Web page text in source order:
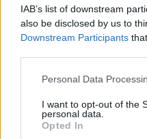
IAB’s list of downstream
also be disclosed by us to
Downstream Participants
Please note that this
not limited to your visit or
grant or deny consent to
use your data for below
Personal Data
I want to opt-out of the
personal data.
Opted In
Continua a
CALCIO